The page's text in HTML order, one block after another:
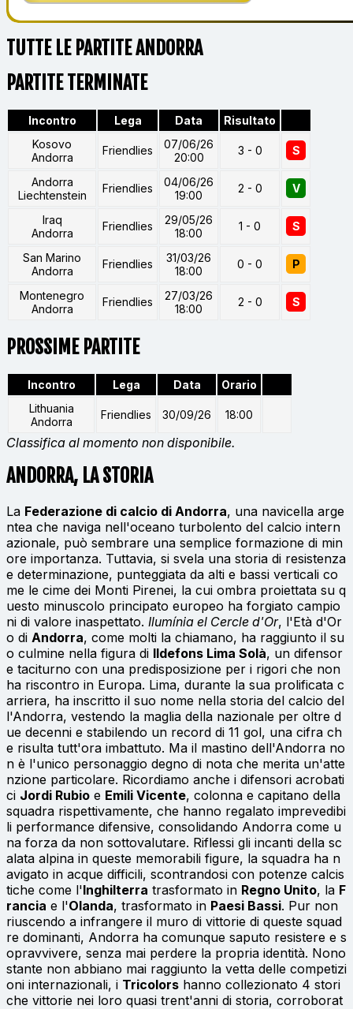
TUTTE LE PARTITE ANDORRA
PARTITE TERMINATE
Incontro Lega Data
Risultato
Kosovo
Andorra
Friendlies
07/06/26
20:00
3 - 0 S
Andorra
Liechtenstein
Friendlies
04/06/26
19:00
2 - 0 V
Iraq
Andorra
Friendlies
29/05/26
18:00
1 - 0 S
San Marino
Andorra
Friendlies
31/03/26
18:00
0 - 0 P
Montenegro
Andorra
Friendlies
27/03/26
18:00
2 - 0 S
PROSSIME PARTITE
Incontro Lega Data
Orario
Lithuania
Andorra
Friendlies 30/09/26 18:00
Classifica al momento non disponibile.
ANDORRA, LA STORIA
La Federazione di calcio di Andorra, una navicella arge
ntea che naviga nell'oceano turbolento del calcio intern
azionale, può sembrare una semplice formazione di min
ore importanza. Tuttavia, si svela una storia di resistenza
e determinazione, punteggiata da alti e bassi verticali co
me le cime dei Monti Pirenei, la cui ombra proiettata su q
uesto minuscolo principato europeo ha forgiato campio
ni di valore inaspettato. Ilumínia el Cercle d'Or, l'Età d'Or
o di Andorra, come molti la chiamano, ha raggiunto il su
o culmine nella figura di Ildefons Lima Solà, un difensor
e taciturno con una predisposizione per i rigori che non
ha riscontro in Europa. Lima, durante la sua prolificata c
arriera, ha inscritto il suo nome nella storia del calcio del
l'Andorra, vestendo la maglia della nazionale per oltre d
ue decenni e stabilendo un record di 11 gol, una cifra ch
e risulta tutt'ora imbattuto. Ma il mastino dell'Andorra no
n è l'unico personaggio degno di nota che merita un'atte
nzione particolare. Ricordiamo anche i difensori acrobati
ci Jordi Rubio e Emili Vicente, colonna e capitano della
squadra rispettivamente, che hanno regalato imprevedibi
li performance difensive, consolidando Andorra come u
na forza da non sottovalutare. Riflessi gli incanti della sc
alata alpina in queste memorabili figure, la squadra ha n
avigato in acque difficili, scontrandosi con potenze calcis
tiche come l'Inghilterra trasformato in Regno Unito, la F
rancia e l'Olanda, trasformato in Paesi Bassi. Pur non
riuscendo a infrangere il muro di vittorie di queste squad
re dominanti, Andorra ha comunque saputo resistere e s
opravvivere, senza mai perdere la propria identità. Nono
stante non abbiano mai raggiunto la vetta delle competizi
oni internazionali, i Tricolors hanno collezionato 4 stori
che vittorie nei loro quasi trent'anni di storia, corroborat